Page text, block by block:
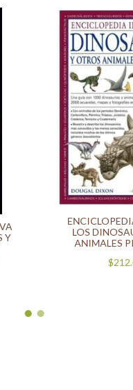
Y
LOS
ANIMALES